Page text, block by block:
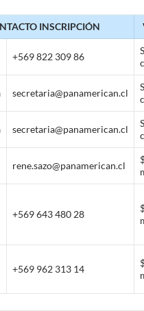
INSCRIPCIÓN
+569 822 309 86
secretaria@panamerican.cl
secretaria@panamerican.cl
rene.sazo@panamerican.cl
+569 643 480 28
+569 962 313 14